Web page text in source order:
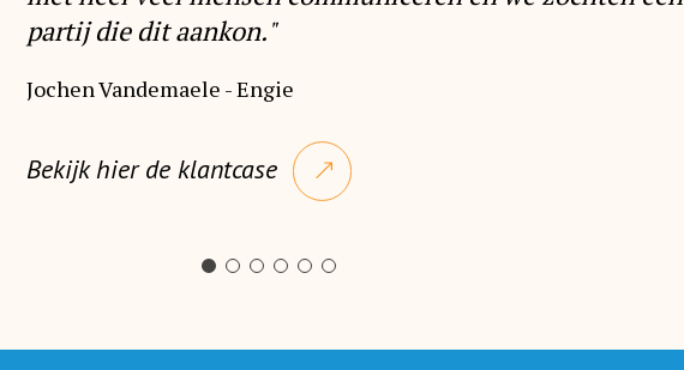
partij die dit aankon."
Jochen Vandemaele - Engie
Bekijk hier de klantcase